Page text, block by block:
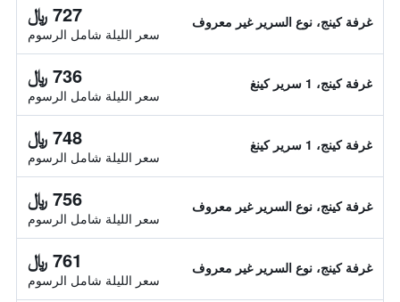
غرفة كينج، نوع السرير غير معروف 727 ﷼
سعر الليلة شامل الرسوم
غرفة كينج، 1 سرير كينغ 736 ﷼
سعر الليلة شامل الرسوم
غرفة كينج، 1 سرير كينغ 748 ﷼
سعر الليلة شامل الرسوم
غرفة كينج، نوع السرير غير معروف 756 ﷼
سعر الليلة شامل الرسوم
غرفة كينج، نوع السرير غير معروف 761 ﷼
سعر الليلة شامل الرسوم